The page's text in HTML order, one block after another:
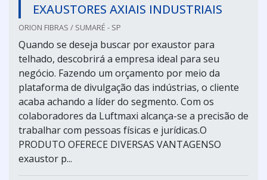
EXAUSTORES AXIAIS INDUSTRIAIS
ORION FIBRAS / SUMARÉ - SP
Quando se deseja buscar por exaustor para
telhado, descobrirá a empresa ideal para seu
negócio. Fazendo um orçamento por meio da
plataforma de divulgação das indústrias, o cliente
acaba achando a líder do segmento. Com os
colaboradores da Luftmaxi alcança-se a precisão de
trabalhar com pessoas físicas e jurídicas.O
PRODUTO OFERECE DIVERSAS VANTAGENSO
exaustor p...